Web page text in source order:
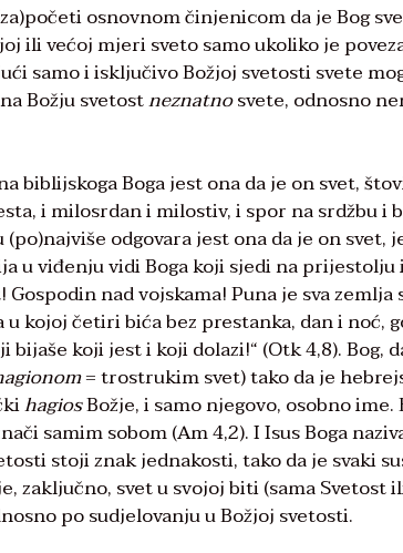
osnovnom činjenicom da je Bog
ili većoj mjeri sveto samo ukoliko je
samo i isključivo Božjoj svetosti svete
Božju svetostneznatnosvete, odnosno
biblijskoga Boga jest ona da je on svet,
i milosrdan i milostiv, i spor na srdžbu i
odgovara jest ona da je on svet,
u viđenju vidi Boga koji sjedi na
nad vojskama! Puna je sva zemlja
kojoj četiri bića bez prestanka, dan i noć,
bijaše koji jest i koji dolazi!“ (Otk 4,8). Bog,
= trostrukim svet) tako da je
hagiosBožje, i samo njegovo, osobno ime.
samim sobom (Am 4,2). I Isus Boga
stoji znak jednakosti, tako da je svaki
zaključno, svet u svojoj biti (sama Svetost
po sudjelovanju u Božjoj svetosti.